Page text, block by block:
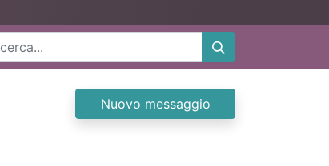
Nuovo messaggio